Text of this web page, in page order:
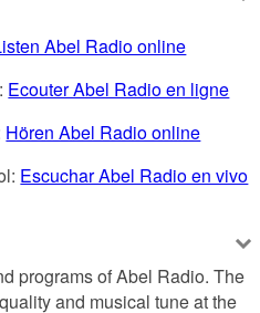
Abel Radio online
Ecouter Abel Radio en ligne
Hören Abel Radio online
Escuchar Abel Radio en vivo
programs of Abel Radio. The
and musical tune at the